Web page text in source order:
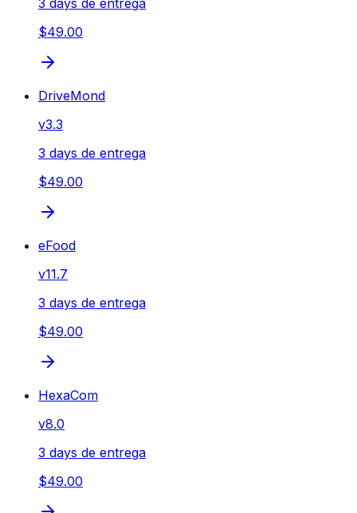
3 days de entrega
$49.00
DriveMond
v3.3
3 days de entrega
$49.00
eFood
v11.7
3 days de entrega
$49.00
HexaCom
v8.0
3 days de entrega
$49.00